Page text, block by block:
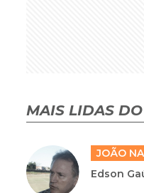
MAIS LIDAS
JOÃO
Edson